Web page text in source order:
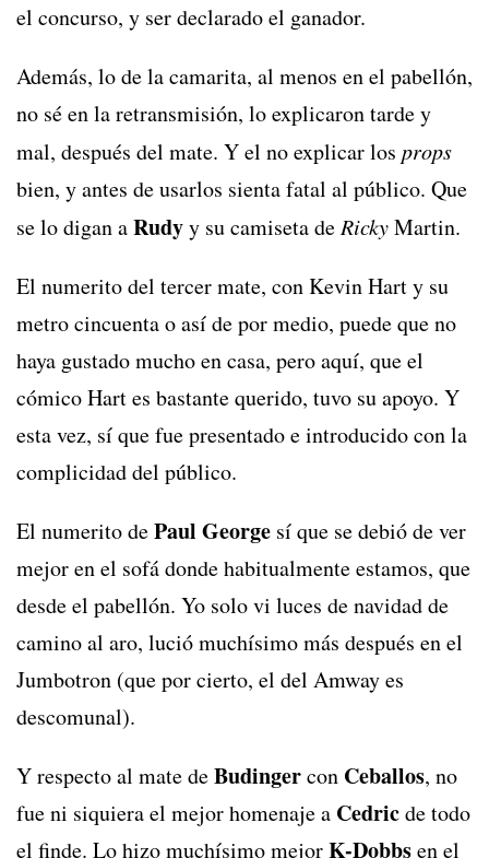
el concurso, y ser declarado el ganador.
Además, lo de la camarita, al menos en el pabellón,
no sé en la retransmisión, lo explicaron tarde y
mal, después del mate. Y el no explicar los props
bien, y antes de usarlos sienta fatal al público. Que
se lo digan aRudyy su camiseta de RickyMartin.
El numerito del tercer mate, con Kevin Hart y su
metro cincuenta o así de por medio, puede que no
haya gustado mucho en casa, pero aquí, que el
cómico Hart es bastante querido, tuvo su apoyo. Y
esta vez, sí que fue presentado e introducido con la
complicidad del público.
El numerito dePaul George sí que se debió de ver
mejor en el sofá donde habitualmente estamos, que
desde el pabellón. Yo solo vi luces de navidad de
camino al aro, lució muchísimo más después en el
Jumbotron (que por cierto, el del Amway es
descomunal).
Y respecto al mate deBudingercon Ceballos, no
fue ni siquiera el mejor homenaje a Cedricde todo
el finde. Lo hizo muchísimo mejorK-Dobbsen el